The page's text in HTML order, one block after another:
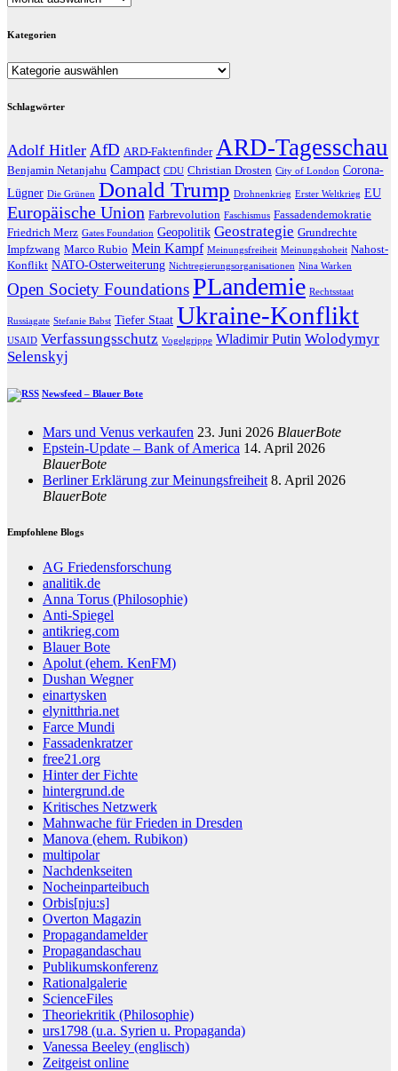
Kategorien
Kategorien
Schlagwörter
Adolf Hitler AfD ARD-Faktenfinder ARD-Tagesschau
Benjamin Netanjahu Campact CDU Christian Drosten City of London Corona-
Lügner Die Grünen Donald Trump Drohnenkrieg Erster Weltkrieg EU
Europäische Union Farbrevolution Faschismus Fassadendemokratie
Friedrich Merz Gates Foundation Geopolitik Geostrategie Grundrechte
Impfzwang Marco Rubio Mein Kampf Meinungsfreiheit Meinungshoheit Nahost-
Konflikt NATO-Osterweiterung Nichtregierungsorganisationen Nina Warken
Open Society FoundationsPLandemie Rechtsstaat
Russiagate Stefanie Babst Tiefer Staat Ukraine-Konflikt
USAID Verfassungsschutz Vogelgrippe Wladimir Putin Wolodymyr
Selenskyj
Newsfeed – Blauer Bote
Mars und Venus verkaufen 23. Juni 2026 BlauerBote
Epstein-Update – Bank of America 14. April 2026
BlauerBote
Berliner Erklärung zur Meinungsfreiheit 8. April 2026
BlauerBote
Empfohlene Blogs
AG Friedensforschung
analitik.de
Anna Torus (Philosophie)
Anti-Spiegel
antikrieg.com
Blauer Bote
Apolut (ehem. KenFM)
Dushan Wegner
einartysken
elynitthria.net
Farce Mundi
Fassadenkratzer
free21.org
Hinter der Fichte
hintergrund.de
Kritisches Netzwerk
Mahnwache für Frieden in Dresden
Manova (ehem. Rubikon)
multipolar
Nachdenkseiten
Nocheinparteibuch
Orbis[nju:s]
Overton Magazin
Propagandamelder
Propagandaschau
Publikumskonferenz
Rationalgalerie
ScienceFiles
Theoriekritik (Philosophie)
urs1798 (u.a. Syrien u. Propaganda)
Vanessa Beeley (englisch)
Zeitgeist online